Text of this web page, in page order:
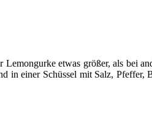
etwas größer, als bei
in einer Schüssel mit Salz,